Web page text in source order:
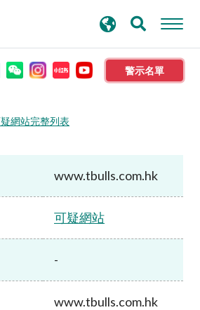
警示名單
網站完整列表
www.tbulls.com.hk
可疑網站
-
www.tbulls.com.hk